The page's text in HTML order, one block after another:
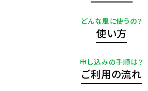
どんな風に使うの？
使い方
申し込みの手順は？
ご利用の流れ